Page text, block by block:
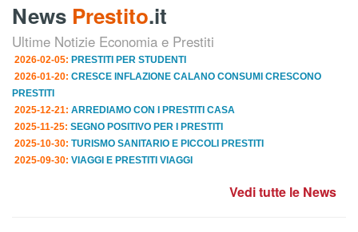
News Prestito.it
Ultime Notizie Economia e Prestiti
2026-02-05: PRESTITI PER STUDENTI
2026-01-20: CRESCE INFLAZIONE CALANO CONSUMI CRESCONO
PRESTITI
2025-12-21: ARREDIAMO CON I PRESTITI CASA
2025-11-25: SEGNO POSITIVO PER I PRESTITI
2025-10-30: TURISMO SANITARIO E PICCOLI PRESTITI
2025-09-30: VIAGGI E PRESTITI VIAGGI
Vedi tutte le News